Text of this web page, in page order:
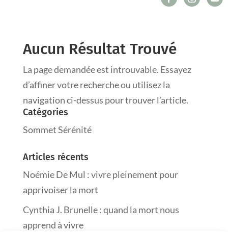
Aucun Résultat Trouvé
La page demandée est introuvable. Essayez
d’affiner votre recherche ou utilisez la
navigation ci-dessus pour trouver l’article.
Catégories
Sommet Sérénité
Articles récents
Noémie De Mul : vivre pleinement pour
apprivoiser la mort
Cynthia J. Brunelle : quand la mort nous
apprend à vivre